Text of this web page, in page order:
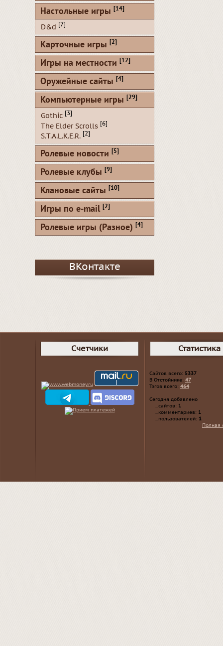
Настольные игры [14]
D&d [7]
Карточные игры [2]
Игры на местности [12]
Оружейные сайты [4]
Компьютерные игры [29]
Gothic [3]
The Elder Scrolls [6]
S.T.A.L.K.E.R. [2]
Ролевые новости [5]
Ролевые клубы [9]
Клановые сайты [10]
Игры по e-mail [2]
Ролевые игры (Разное) [4]
ВКонтакте
Счетчики Статистика
Сайтов всего: 5337
В Отстойнике: 47
Тэгов всего: 464
Сегодня добавлено
...сайтов: 1
...комментариев: 1
...пользователей: 1
Полная